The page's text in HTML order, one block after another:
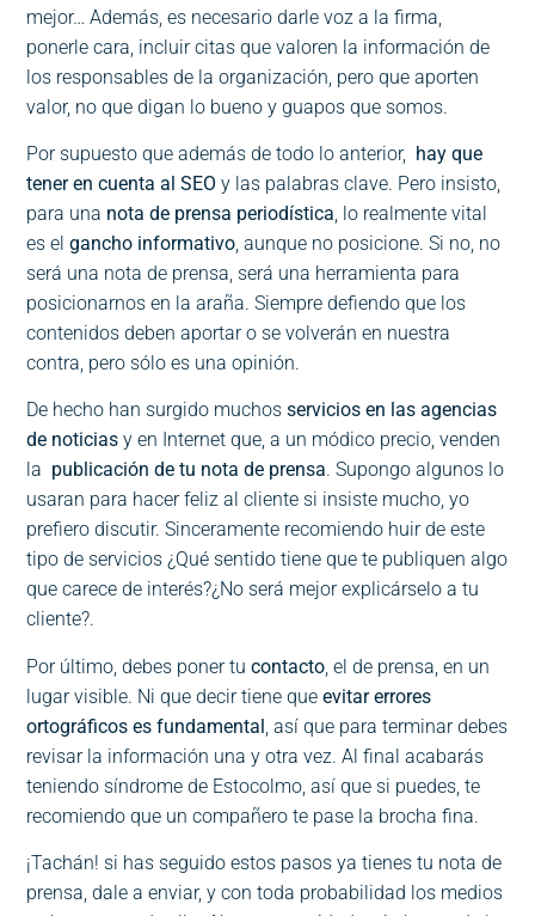
mejor… Además, es necesario darle voz a la firma,
ponerle cara, incluir citas que valoren la información de
los responsables de la organización, pero que aporten
valor, no que digan lo bueno y guapos que somos.
Por supuesto que además de todo lo anterior, hay que
tener en cuenta al SEO y las palabras clave. Pero insisto,
para una nota de prensa periodística, lo realmente vital
es elgancho informativo, aunque no posicione. Si no, no
será una nota de prensa, será una herramienta para
posicionarnos en la araña. Siempre defiendo que los
contenidos deben aportar o se volverán en nuestra
contra, pero sólo es una opinión.
De hecho han surgido muchos servicios en las agencias
de noticias y en Internet que, a un módico precio, venden
la publicación de tu nota de prensa. Supongo algunos lo
usaran para hacer feliz al cliente si insiste mucho, yo
prefiero discutir. Sinceramente recomiendo huir de este
tipo de servicios ¿Qué sentido tiene que te publiquen algo
que carece de interés?¿No será mejor explicárselo a tu
cliente?.
Por último, debes poner tucontacto , el de prensa, en un
lugar visible. Ni que decir tiene queevitar errores
ortográficos es fundamental , así que para terminar debes
revisar la información una y otra vez. Al final acabarás
teniendo síndrome de Estocolmo, así que si puedes, te
recomiendo que un compañero te pase la brocha fina.
¡Tachán! si has seguido estos pasos ya tienes tu nota de
prensa, dale a enviar, y con toda probabilidad los medios